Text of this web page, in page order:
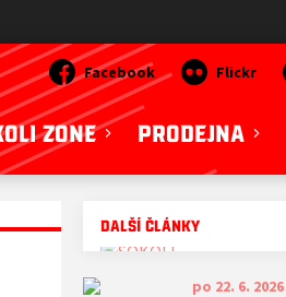
Facebook Flickr
ZONE PRODEJNA
DALŠÍ ČLÁNKY
po 22. 6. 2026